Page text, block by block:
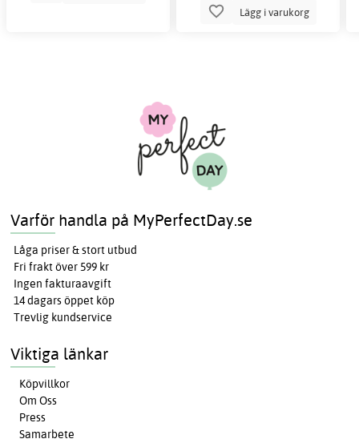
Lägg i varukorg
Varför handla på MyPerfectDay.se
Låga priser & stort utbud
Fri frakt över 599 kr
Ingen fakturaavgift
14 dagars öppet köp
Trevlig kundservice
Viktiga länkar
Köpvillkor
Om Oss
Press
Samarbete